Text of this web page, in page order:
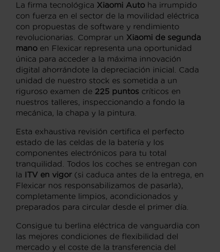
La firma tecnológica Xiaomi Auto ha irrumpido
con fuerza en el sector de la movilidad eléctrica
con propuestas de software y rendimiento
revolucionarias. Comprar un Xiaomi de segunda
mano en Flexicar representa una oportunidad
única para acceder a la máxima innovación
digital ahorrándote la depreciación inicial. Cada
unidad de nuestro stock es sometida a un
riguroso examen de 225 puntos críticos en
nuestros talleres, inspeccionando a fondo la
mecánica, la chapa y la pintura.
Esta exhaustiva revisión certifica el perfecto
estado de las celdas de la batería y los
componentes electrónicos para tu total
tranquilidad. Todos los coches se entregan con
la ITV en vigor(si caduca antes de la entrega, en
Flexicar nos responsabilizamos de pasarla),
completamente limpios, acondicionados y
preparados para circular desde el primer día.
Consigue tu berlina eléctrica de vanguardia con
las mejores condiciones de flexibilidad del
mercado y el coste de la transferencia del